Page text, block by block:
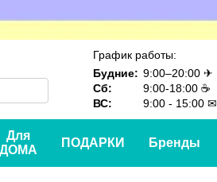
График работы:
Будние: 9:00–20:00 ✈
Сб:
9:00-18:00 ☕
ВС:
9:00 - 15:00 ✉
Для
ДОМА
ПОДАРКИ Бренды